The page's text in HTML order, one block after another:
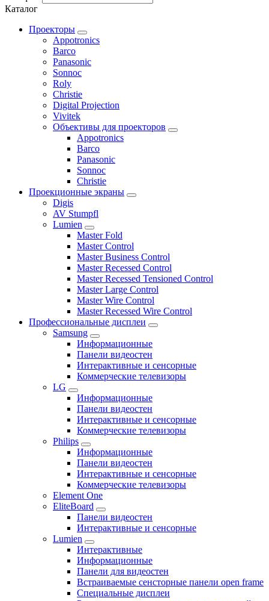
Каталог
Проекторы
Appotronics
Barco
Panasonic
Sonnoc
Roly
Christie
Digital Projection
Vivitek
Объективы для проекторов
Appotronics
Barco
Panasonic
Sonnoc
Сhristie
Проекционные экраны
Digis
AV Stumpfl
Lumien
Master Fold
Master Control
Master Business Control
Master Recessed Control
Master Recessed Tensioned Control
Master Large Control
Master Wire Control
Master Recessed Wire Control
Профессиональные дисплеи
Samsung
Информационные
Панели видеостен
Интерактивные и сенсорные
Коммерческие телевизоры
LG
Информационные
Панели видеостен
Интерактивные и сенсорные
Коммерческие телевизоры
Philips
Информационные
Панели видеостен
Интерактивные и сенсорные
Коммерческие телевизоры
Element One
EliteBoard
Панели видеостен
Интерактивные и сенсорные
Lumien
Интерактивные
Информационные
Панели для видеостен
Встраиваемые сенсторные панели open frame
Специальные дисплеи